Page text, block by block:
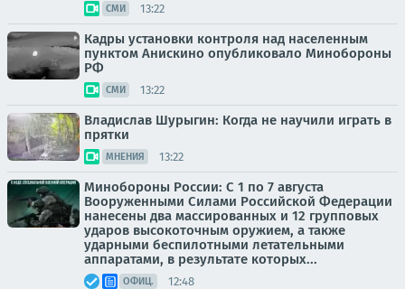
СМИ 13:22
Кадры установки контроля над населенным
пунктом Анискино опубликовало Минобороны
РФ
СМИ 13:22
Владислав Шурыгин: Когда не научили играть в
прятки
МНЕНИЯ 13:22
Минобороны России: С 1 по 7 августа
Вооруженными Силами Российской Федерации
нанесены два массированных и 12 групповых
ударов высокоточным оружием, а также
ударными беспилотными летательными
аппаратами, в результате которых...
ОФИЦ. 12:48